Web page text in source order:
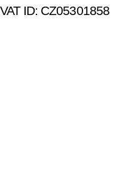
VAT ID: CZ05301858